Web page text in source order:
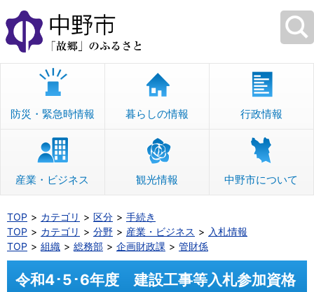
本
文
へ
移
防災・緊急時情報 暮らしの情報 行政情報
産業・ビジネス 観光情報 中野市について
TOP カテゴリ 区分
手続き
TOP
カテゴリ 分野 産業・ビジネス
入札情報
TOP
組織 総務部 企画財政課 管財係
令和4･5･6年度 建設工事等入札参加資格